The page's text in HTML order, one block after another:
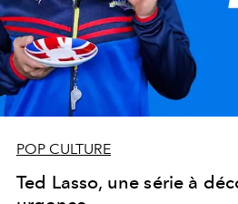
POP CULTURE
Ted Lasso, une série à